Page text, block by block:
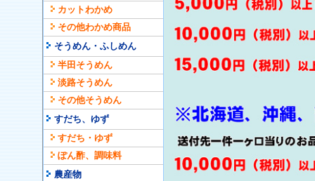
カットわかめ
その他わかめ商品
そうめん・ふしめん
半田そうめん
淡路そうめん
その他そうめん
すだち、ゆず
すだち・ゆず
ぽん酢、調味料
農産物